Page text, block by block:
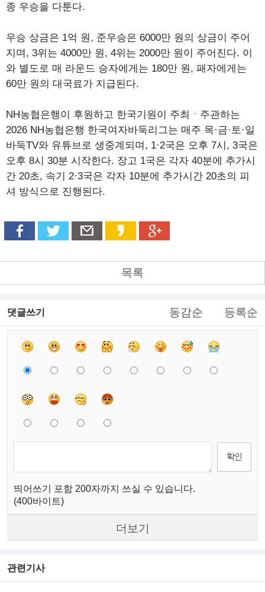
종 우승을 다툰다.
우승 상금은 1억 원, 준우승은 6000만 원의 상금이 주어
지며, 3위는 4000만 원, 4위는 2000만 원이 주어진다. 이
와 별도로 매 라운드 승자에게는 180만 원, 패자에게는
60만 원의 대국료가 지급된다.
NH농협은행이 후원하고 한국기원이 주최ㆍ주관하는
2026 NH농협은행 한국여자바둑리그는 매주 목·금·토·일
바둑TV와 유튜브로 생중계되며, 1·2국은 오후 7시, 3국은
오후 8시 30분 시작한다. 장고 1국은 각자 40분에 추가시
간 20초, 속기 2·3국은 각자 10분에 추가시간 20초의 피
셔 방식으로 진행된다.
목록
댓글쓰기 동감순 등록순
띄어쓰기 포함 200자까지 쓰실 수 있습니다.
(400바이트)
더보기
관련기사